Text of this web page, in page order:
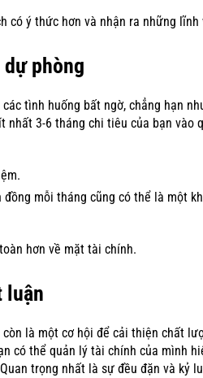
có ý thức hơn và nhận ra những
dự phòng
tình huống bất ngờ, chẳng hạn
3-6 tháng chi tiêu của bạn vào
mỗi tháng cũng có thể là một
hơn về mặt tài chính.
luận
là một cơ hội để cải thiện chất
có thể quản lý tài chính của mình
trọng nhất là sự đều đặn và kỷ